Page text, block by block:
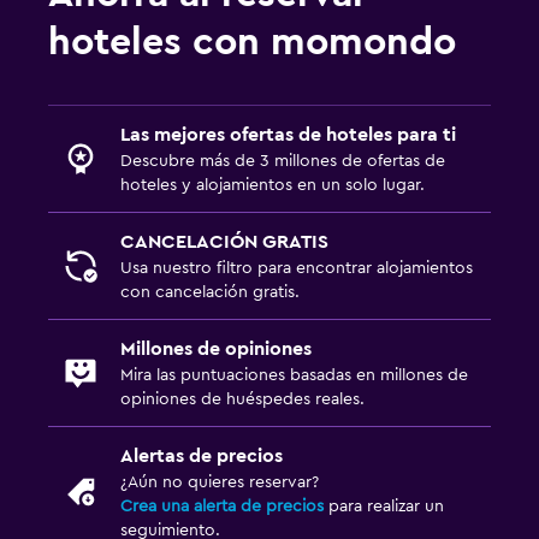
Estacionamiento y transporte
Estacionamiento gratuito
Estacionamiento privado
Servicio de traslado (gratis)
Sistema de entretenimiento
TV de pantalla plana
TV por cable o vía satélite
Sala de estar/TV compartida
Aire libre
hoteles con momondo
Las mejores ofertas de hoteles para ti
Descubre más de 3 millones de ofertas de
hoteles y alojamientos en un solo lugar.
CANCELACIÓN GRATIS
Usa nuestro filtro para encontrar alojamientos
con cancelación gratis.
Millones de opiniones
Mira las puntuaciones basadas en millones de
opiniones de huéspedes reales.
Alertas de precios
¿Aún no quieres reservar?
Crea una alerta de precios para realizar un
seguimiento.